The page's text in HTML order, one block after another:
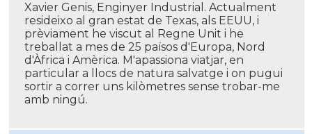
Xavier Genis, Enginyer Industrial. Actualment
resideixo al gran estat de Texas, als EEUU, i
prèviament he viscut al Regne Unit i he
treballat a mes de 25 països d'Europa, Nord
d'Àfrica i Amèrica. M'apassiona viatjar, en
particular a llocs de natura salvatge i on pugui
sortir a correr uns kilòmetres sense trobar-me
amb ningú.